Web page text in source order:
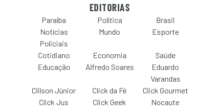
EDITORIAS
Paraíba Política
Brasil
Notícias
Policiais
Mundo Esporte
Cotidiano Economia
Saúde
Educação
Alfredo Soares
Eduardo
Varandas
Clilson Júnior
Click da Fé
Click Gourmet
Click Jus
Click Geek Nocaute